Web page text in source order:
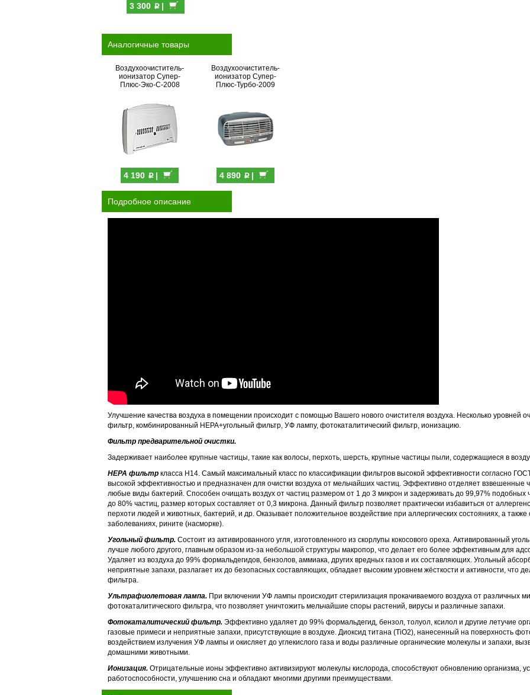
3 300 p|
Аналогичные товары
Воздухоочиститель-
ионизатор Супер-
Плюс-Эко-С-2008
4 190 p|
Воздухоочиститель-
ионизатор Супер-
Плюс-Турбо-2009
4 890 p|
Подробное описание
Улучшение качества воздуха в помещении происходит с помощью Вашего нового очистителя воздуха. Несколько уровней
фильтр, комбинированный HEPA+угольный фильтр, УФ лампу, фотокаталитический фильтр, ионизацию.
Фильтр предварительной очистки.
Задерживает наиболее крупные частицы, такие как волосы, перхоть, шерсть, крупные частицы пыли, содержащиеся в
НЕРА фильтр класса H14. Самый максимальный класс по классификации фильтров высокой эффективности согласно
высокой эффективностью и предназначен для очистки воздуха от мельчайших частиц. Эффективно отделяет взвешенные
любые виды бактерий. Способен очищать воздух от частиц размером от 1 до 3 микрон и задерживать до 99,97% подобных
до 80% частиц, размер которых составляет от 0,3 микрона. Данный фильтр позволяет практически избавиться от
перхоти людей и животных, бактерий, и др. Оказывает положительное воздействие при аллергических состояниях, а
заболеваниях, рините (насморке).
Угольный фильтр. Состоит из активированного угля, изготовленного из скорлупы кокосового ореха. Активированный
лучше любого другого, главным образом из-за небольшой структуры макропор, что делает его более эффективным для
Удаляет из воздуха до 99% формальдегидов, бензолов, аммиака, других вредных газов и их составляющих. Угольный
неприятные запахи, разлагает их до безопасных составляющих, обладает высоким уровнем жёсткости и активности, что
фильтра.
Ультрафиолетовая лампа. При включении УФ лампы происходит стерилизация прокачиваемого воздуха от различных
фотокаталитического фильтра, что позволяет уничтожить мельчайшие споры растений, вирусы и различные запахи.
Фотокаталитический фильтр. Эффективно удаляет до 99% формальдегид, бензол, толуол, ксилол и другие летучие
газовые примеси и неприятные запахи, присутствующие в воздухе. Диоксид титана (TiO2), нанесенный на поверхность
воздействием излучения УФ лампы и окисляет до углекислого газа и воды различные органические молекулы и запахи,
домашними животными.
Ионизация. Отрицательные ионы эффективно активизируют молекулы кислорода, способствуют обновлению организма,
работоспособности, улучшению сна и обладают многими другими преимуществами.